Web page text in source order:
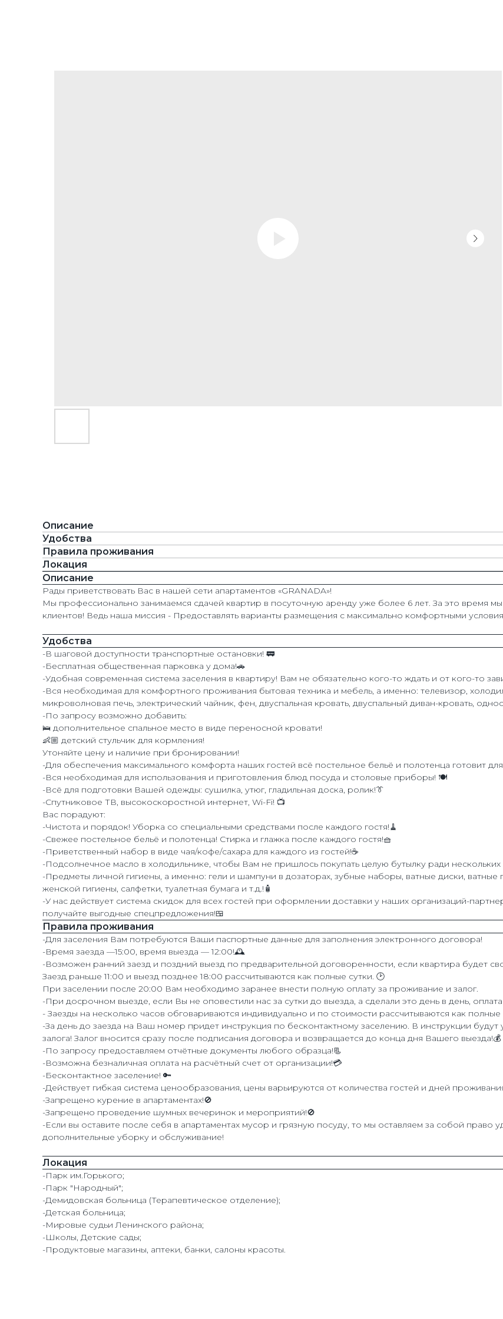
Описание
Удобства
Правила проживания
Локация
Описание
Рады приветствовать Вас в нашей сети апартаментов «GRANADA»!
Мы профессионально занимаемся сдачей квартир в посуточную аренду уже более 6 лет. За это время
клиентов! Ведь наша миссия - Предоставлять варианты размещения с максимально комфортными
Удобства
-В шаговой доступности транспортные остановки! 🚃
-Бесплатная общественная парковка у дома!🚗
-Удобная современная система заселения в квартиру! Вам не обязательно кого-то ждать и от кого-то
-Вся необходимая для комфортного проживания бытовая техника и мебель, а именно: телевизор,
микроволновая печь, электрический чайник, фен, двуспальная кровать, двуспальный диван-кровать,
-По запросу возможно добавить:
🛌 дополнительное спальное место в виде переносной кровати!
👶🏼 детский стульчик для кормления!
Утоняйте цену и наличие при бронировании!
-Для обеспечения максимального комфорта наших гостей всё постельное бельё и полотенца готовит
-Вся необходимая для использования и приготовления блюд посуда и столовые приборы! 🍽️
-Всё для подготовки Вашей одежды: сушилка, утюг, гладильная доска, ролик!👔
-Спутниковое ТВ, высокоскоростной интернет, Wi-Fi! 📺
Вас порадуют:
-Чистота и порядок! Уборка со специальными средствами после каждого гостя!🧹
-Свежее постельное бельё и полотенца! Стирка и глажка после каждого гостя!🧺
-Приветственный набор в виде чая/кофе/сахара для каждого из гостей!☕️
-Подсолнечное масло в холодильнике, чтобы Вам не пришлось покупать целую бутылку ради нескольких
-Предметы личной гигиены, а именно: гели и шампуни в дозаторах, зубные наборы, ватные диски,
женской гигиены, салфетки, туалетная бумага и т.д.!🧴
-У нас действует система скидок для всех гостей при оформлении доставки у наших организаций-
получайте выгодные спецпредложения!🍱
Правила проживания
-Для заселения Вам потребуются Ваши паспортные данные для заполнения электронного договора!
-Время заезда —15:00, время выезда — 12:00!🕰️
-Возможен ранний заезд и поздний выезд по предварительной договоренности, если квартира будет
Заезд раньше 11:00 и выезд позднее 18:00 рассчитываются как полные сутки. 🕑
При заселении после 20:00 Вам необходимо заранее внести полную оплату за проживание и залог.
-При досрочном выезде, если Вы не оповестили нас за сутки до выезда, а сделали это день в день,
- Заезды на несколько часов обговариваются индивидуально и по стоимости рассчитываются как полные
-За день до заезда на Ваш номер придет инструкция по бесконтактному заселению. В инструкции
залога! Залог вносится сразу после подписания договора и возвращается до конца дня Вашего выезда!💰
-По запросу предоставляем отчётные документы любого образца!📃
-Возможна безналичная оплата на расчётный счет от организации!💳
-Бесконтактное заселение! 🔑
-Действует гибкая система ценообразования, цены варьируются от количества гостей и дней
-Запрещено курение в апартаментах!🚫
-Запрещено проведение шумных вечеринок и мероприятий!🚫
-Если вы оставите после себя в апартаментах мусор и грязную посуду, то мы оставляем за собой право
дополнительные уборку и обслуживание!
Локация
-Парк им.Горького;
-Парк "Народный";
-Демидовская больница (Терапевтическое отделение);
-Детская больница;
-Мировые судьи Ленинского района;
-Школы, Детские сады;
-Продуктовые магазины, аптеки, банки, салоны красоты.